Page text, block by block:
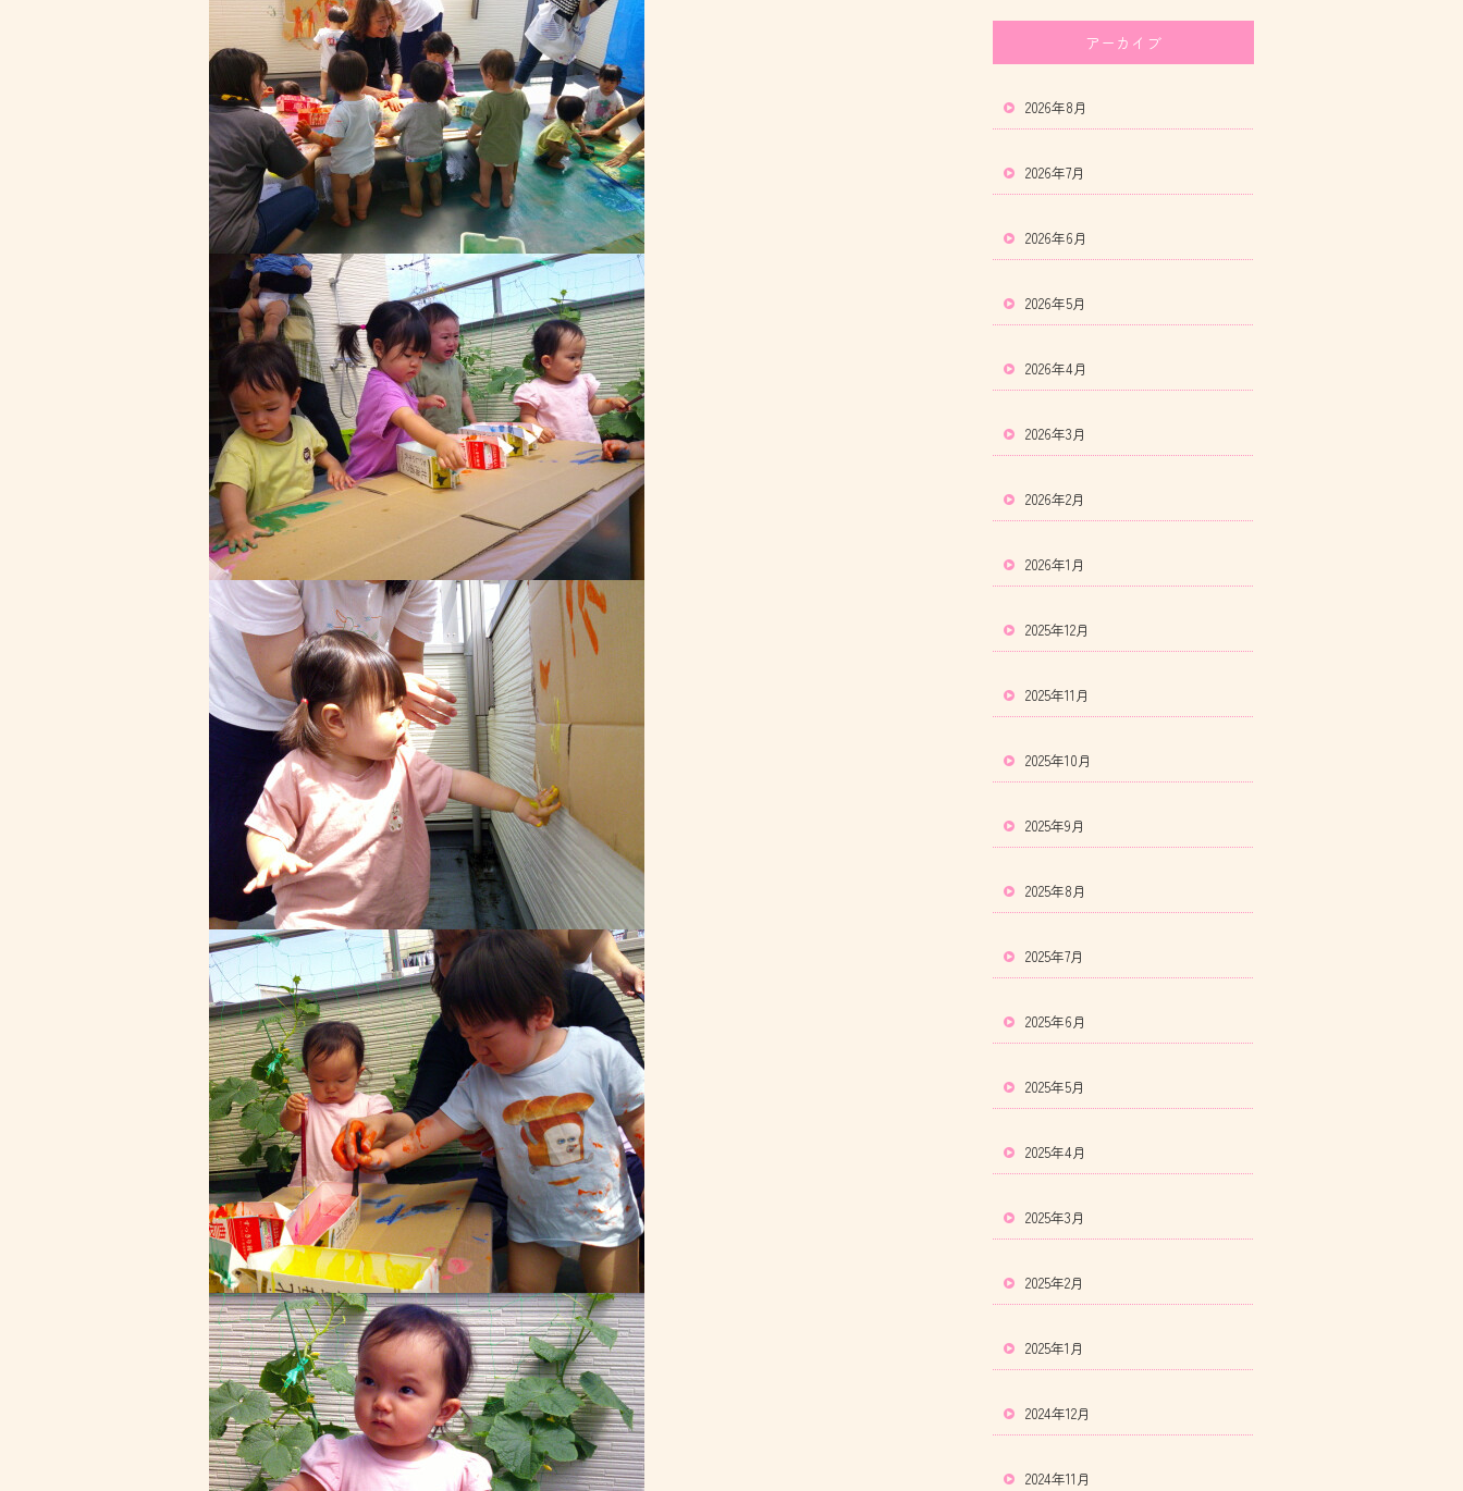
アーカイブ
2026年8月
2026年7月
2026年6月
2026年5月
2026年4月
2026年3月
2026年2月
2026年1月
2025年12月
2025年11月
2025年10月
2025年9月
2025年8月
2025年7月
2025年6月
2025年5月
2025年4月
2025年3月
2025年2月
2025年1月
2024年12月
2024年11月